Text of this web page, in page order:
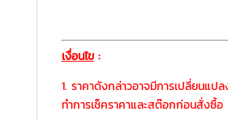
เงื่อนไข:
1. ราคาดังกล่าวอาจมีการเปลี่ยนแป
ทำการเช็คราคาและสต๊อกก่อนสั่งซื้อ